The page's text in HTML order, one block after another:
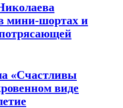
мини-шортах и
«Счастливы
виде